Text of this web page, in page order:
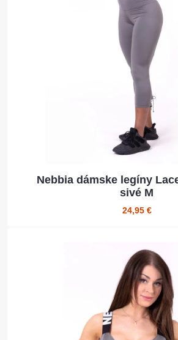
Nebbia dámske legíny
sivé M
24,95 €